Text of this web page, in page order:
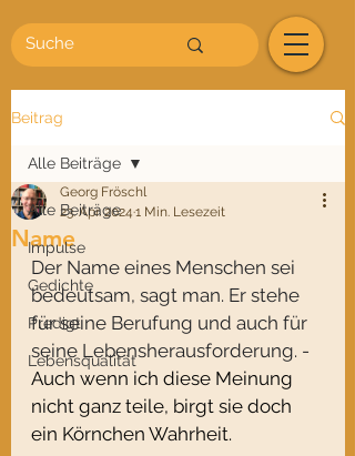
Beitrag
Alle Beiträge
Impulse
Gedichte
Predigt
Lebensqualität
Alle Beiträge
Name
Georg Fröschl
23. Apr. 2024 1 Min. Lesezeit
Der Name eines Menschen sei
bedeutsam, sagt man. Er stehe
für seine Berufung und auch für
seine Lebensherausforderung. -
Auch wenn ich diese Meinung
nicht ganz teile, birgt sie doch
ein Körnchen Wahrheit.